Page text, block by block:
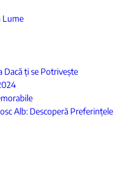
Lume
Dacă ți se Potrivește
Alb: Descoperă Preferințele